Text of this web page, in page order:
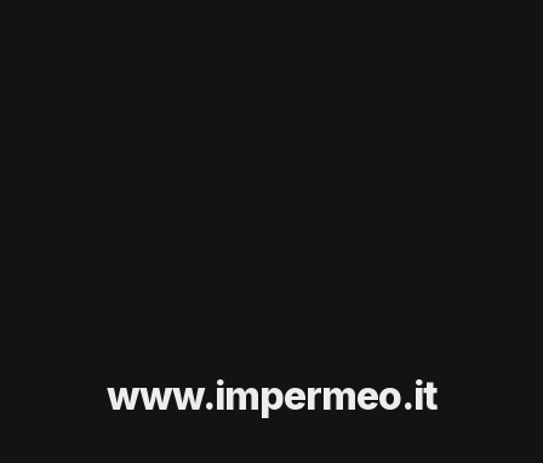
www.impermeo.it